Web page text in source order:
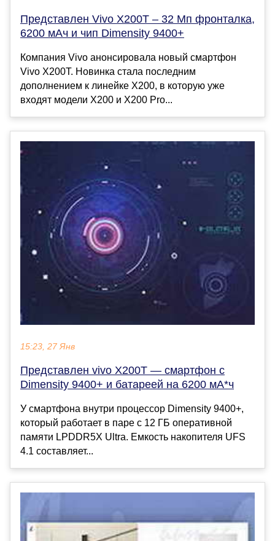
Представлен Vivo X200T – 32 Мп фронталка,
6200 мАч и чип Dimensity 9400+
Компания Vivo анонсировала новый смартфон
Vivo X200T. Новинка стала последним
дополнением к линейке X200, в которую уже
входят модели X200 и X200 Pro...
15:23, 27 Янв
Представлен vivo X200T — смартфон с
Dimensity 9400+ и батареей на 6200 мА*ч
У смартфона внутри процессор Dimensity 9400+,
который работает в паре с 12 ГБ оперативной
памяти LPDDR5X Ultra. Емкость накопителя UFS
4.1 составляет...